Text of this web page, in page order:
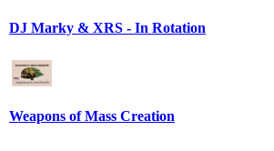
DJ Marky & XRS - In Rotation
Weapons of Mass Creation